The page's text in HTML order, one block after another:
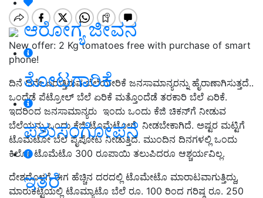
ಆರೋಗ್ಯ ಜೀವನ
ತೋಟಗಾರಿಕೆ
ಪಶುಸಂಗೋಪನೆ
ಇತರೆ
New offer: 2 Kg tomatoes free with purchase of smart
phone!
ದಿನೆ ದಿನೇ ಏರುತ್ತಿರುವ ಬೆಲೆಯೇರಿಕೆ ಜನಸಾಮಾನ್ಯರನ್ನು ಹೈರಾಣಾಗಿಸುತ್ತದೆ..
ಒಂದೆಡೆ ಪೆಟ್ರೋಲ್ ಬೆಲೆ ಏರಿಕೆ ಮತ್ತೊಂದೆಡೆ ತರಕಾರಿ ಬೆಲೆ ಏರಿಕೆ.
ಇದರಿಂದ ಜನಸಾಮಾನ್ಯರು ಇಂದು ಒಂದು ಕೆಜಿ ಚಿಕನ್‌ಗೆ ನೀಡುವ
ಬೆಲೆಯನ್ನು ಒಂದು ಕೆಜಿ ಟೊಮೆಟೋಗೆ ನೀಡಬೇಕಾಗಿದೆ. ಅಷ್ಟರ ಮಟ್ಟಿಗೆ
ಟೊಮೆಟೋ ಬೆಲೆ ಪೈಪೋಟಿ ನೀಡುತ್ತಿದೆ. ಮುಂದಿನ ದಿನಗಳಲ್ಲಿ ಒಂದು
ಕಿಲೋ ಟೊಮೆಟೊ 300 ರೂಪಾಯಿ ತಲುಪಿದರೂ ಆಶ್ಚರ್ಯವಿಲ್ಲ.
ದೇಶದೊಳಗೆ ಈಗ ಹೆಚ್ಚಿನ ದರದಲ್ಲಿ ಟೊಮೇಟೊ ಮಾರಾಟವಾಗುತ್ತಿದ್ದು,
ಮಾರುಕಟ್ಟೆಯಲ್ಲಿ ಟೊಮ್ಯಾಟೊ ಬೆಲೆ ರೂ. 100 ರಿಂದ ಗರಿಷ್ಠ ರೂ. 250